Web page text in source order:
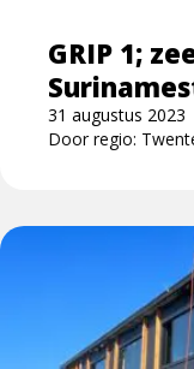
GRIP 1;
31 augustus 2023
Door regio:
Hengelo
Lees